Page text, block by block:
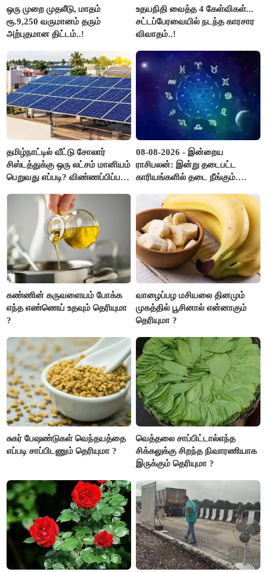
ஒரு முறை முதலீடு, மாதம்
ரூ.9,250 வருமானம் தரும்
அற்புதமான திட்டம்..!
உதயநிதி வைத்த 4 கேள்விகள்...
சட்டப்பேரவையில் நடந்த காரசார
விவாதம்..!
தமிழ்நாட்டில் வீட்டு சோலார்
சிஸ்டத்துக்கு ஒரு லட்சம் மானியம்
பெறுவது எப்படி? விண்ணப்பிப்பது
08-08-2026 - இன்றைய
ராசிபலன்: இன்று தடைபட்ட
காரியங்களில் தடை நீங்கும்.
இருக்கும். ஆன்மீக எண்ணம்
அதிகரிக்கும்..!
கண்ணின் கருவளையம் போக்க
எந்த எண்ணெய் உதவும் தெரியுமா
?
வாழைப்பழ மசியலை தினமும்
முகத்தில் பூசினால் என்னாகும்
தெரியுமா ?
சுகர் பேஷண்டுகள் வெந்தயத்தை
எப்படி சாப்பிடணும் தெரியுமா ?
வெத்தலை சாப்பிட்டால்எந்த
சிக்கலுக்கு சிறந்த நிவாரணியாக
இருக்கும் தெரியுமா ?